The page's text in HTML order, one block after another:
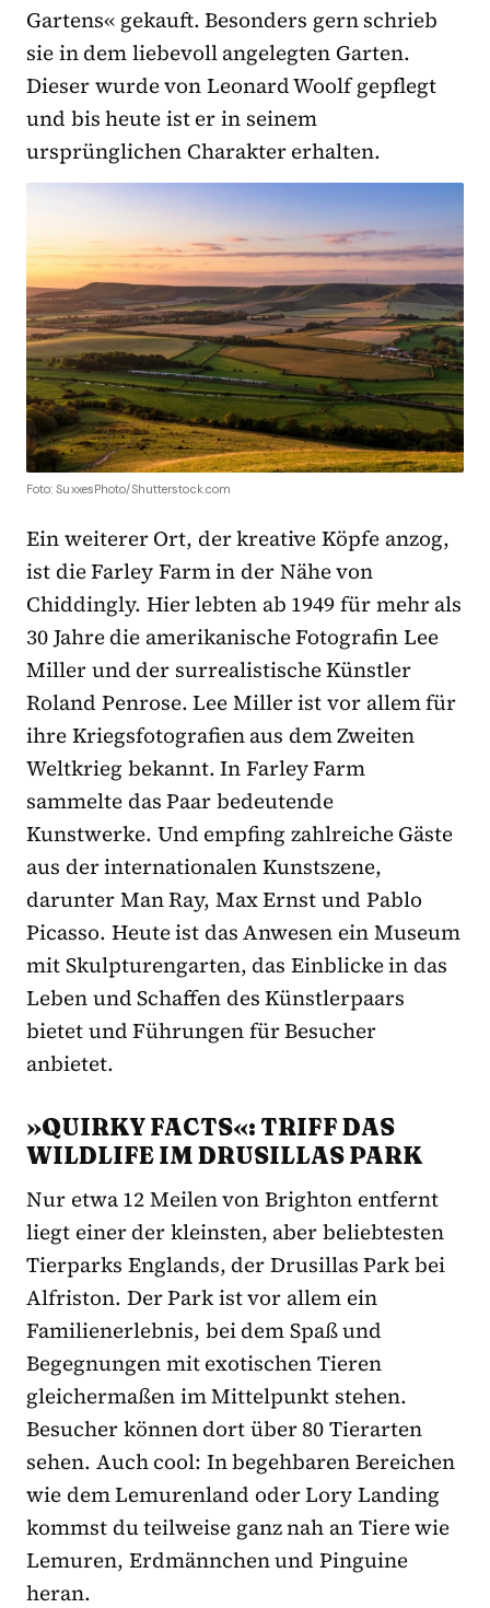
Gartens« gekauft. Besonders gern schrieb
sie in dem liebevoll angelegten Garten.
Dieser wurde von Leonard Woolf gepflegt
und bis heute ist er in seinem
ursprünglichen Charakter erhalten.
Foto: SuxxesPhoto/Shutterstock.com
Ein weiterer Ort, der kreative Köpfe anzog,
ist die Farley Farm in der Nähe von
Chiddingly. Hier lebten ab 1949 für mehr als
30 Jahre die amerikanische Fotografin Lee
Miller und der surrealistische Künstler
Roland Penrose. Lee Miller ist vor allem für
ihre Kriegsfotografien aus dem Zweiten
Weltkrieg bekannt. In Farley Farm
sammelte das Paar bedeutende
Kunstwerke. Und empfing zahlreiche Gäste
aus der internationalen Kunstszene,
darunter Man Ray, Max Ernst und Pablo
Picasso. Heute ist das Anwesen ein Museum
mit Skulpturengarten, das Einblicke in das
Leben und Schaffen des Künstlerpaars
bietet und Führungen für Besucher
anbietet.
»QUIRKY FACTS«: TRIFF DAS
WILDLIFE IM DRUSILLAS PARK
Nur etwa 12 Meilen von Brighton entfernt
liegt einer der kleinsten, aber beliebtesten
Tierparks Englands, der Drusillas Park bei
Alfriston. Der Park ist vor allem ein
Familienerlebnis, bei dem Spaß und
Begegnungen mit exotischen Tieren
gleichermaßen im Mittelpunkt stehen.
Besucher können dort über 80 Tierarten
sehen. Auch cool: In begehbaren Bereichen
wie dem Lemurenland oder Lory Landing
kommst du teilweise ganz nah an Tiere wie
Lemuren, Erdmännchen und Pinguine
heran.